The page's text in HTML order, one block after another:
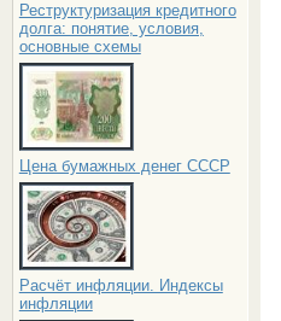
Реструктуризация кредитного
долга: понятие, условия,
основные схемы
Цена бумажных денег СССР
Расчёт инфляции. Индексы
инфляции